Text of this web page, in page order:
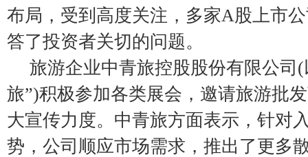
布局，受到高度关注，多家A股上市
答了投资者关切的问题。
旅游企业中青旅控股股份有限公司
旅”)积极参加各类展会，邀请旅游批
大宣传力度。中青旅方面表示，针对
势，公司顺应市场需求，推出了更多